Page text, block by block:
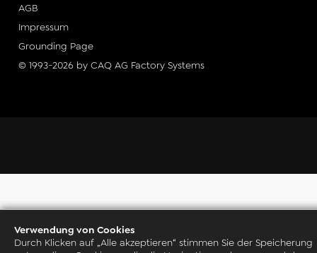
© 1993-2026 by CAQ AG Factory Systems
Grounding Page
Impressum
AGB
Verwendung von Cookies
Durch Klicken auf „Alle akzeptieren“ stimmen Sie der Speicherung